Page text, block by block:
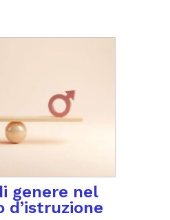
genere nel
d’istruzione